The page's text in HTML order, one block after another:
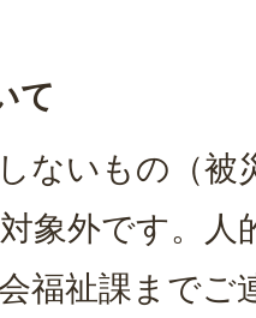
て
ないもの（被
象外です。人
福祉課までご